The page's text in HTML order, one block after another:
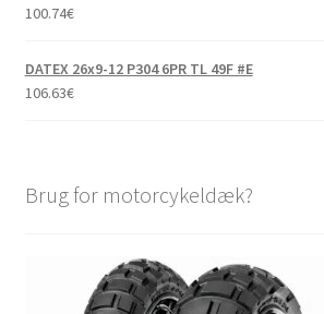
100.74€
DATEX 26x9-12 P304 6PR TL 49F #E
106.63€
Brug for motorcykeldæk?